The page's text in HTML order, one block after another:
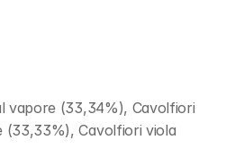
vapore (33,34%), Cavolfiori
Cavolfiori viola